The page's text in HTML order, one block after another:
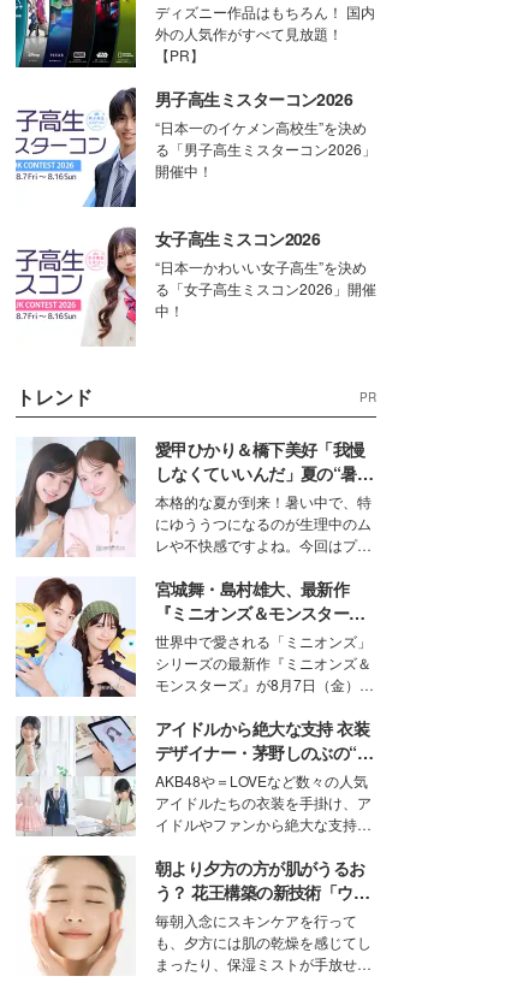
ディズニー作品はもちろん！ 国内
外の人気作がすべて見放題！
【PR】
男子高生ミスターコン2026
“日本一のイケメン高校生”を決め
る「男子高生ミスターコン2026」
開催中！
女子高生ミスコン2026
“日本一かわいい女子高生”を決め
る「女子高生ミスコン2026」開催
中！
トレンド PR
愛甲ひかり＆橋下美好「我慢
しなくていいんだ」夏の“暑さ
対策”の新しい選択肢とは？
本格的な夏が到来！暑い中で、特
にゆううつになるのが生理中のム
レや不快感ですよね。今回はプラ
モデル・愛甲ひかりさんと橋下美
好さんを迎えて本音で女子会トー
ク。猛暑のお出かけを快適に過ご
すヒントや、2人が感動した夏の
生理の新常識にも迫りました。
宮城舞・島村雄大、最新作
『ミニオンズ＆モンスター
ズ』の魅力熱弁 ハチャメチャ
だけじゃない“友情と絆”に感
動
世界中で愛される「ミニオンズ」
シリーズの最新作『ミニオンズ＆
モンスターズ』が8月7日（金）に
ニオン好き”という共通点を持つモ
デルの宮城舞と島村雄大の特別対
談をお届け！それぞれの視点か
ら、今作ならではの魅力や予想外
の感動をもたらす奥深いストーリ
ーについて熱く語り合ってもらっ
た。
アイドルから絶大な支持 衣装
デザイナー・茅野しのぶの“可
愛い”を作る美学＜「シチズン
クロスシー」インタビュー＞
AKB48や＝LOVEなど数々の人気
アイドルたちの衣装を手掛け、ア
イドルやファンから絶大な支持を
取締役兼クリエイティブディレク
ター・茅野しのぶ。一人ひとりの
個性に寄り添い、魅力を引き出す
衣装作りは、多くの女性たちに勇
気と自信を与え続けている。
朝より夕方の方が肌がうるお
う？ 花王構築の新技術「ウォ
ーターキャプチャリングスキ
ン（捕水肌）」がスキンケア
の常識を変える予感
毎朝入念にスキンケアを行って
も、夕方には肌の乾燥を感じてし
まったり、保湿ミストが手放せな